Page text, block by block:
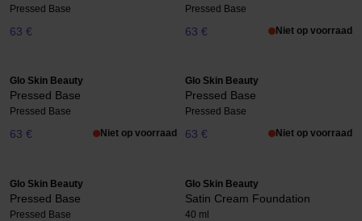
Pressed Base
63 €
Pressed Base
63 € Niet op voorraad
Glo Skin Beauty
Pressed Base
Pressed Base
63 € Niet op voorraad
Glo Skin Beauty
Pressed Base
Pressed Base
63 € Niet op voorraad
Glo Skin Beauty
Pressed Base
Pressed Base
Glo Skin Beauty
Satin Cream Foundation
40 ml